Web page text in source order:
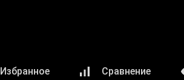
Избранное Сравнение